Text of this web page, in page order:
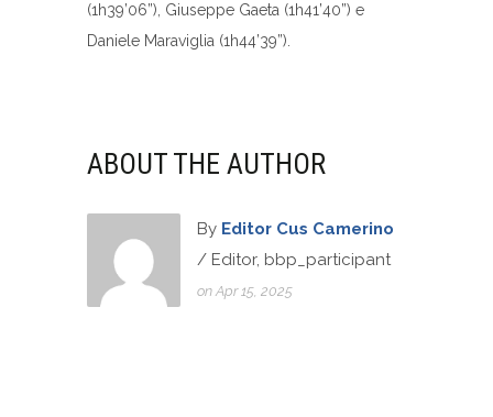
(1h39’06”), Giuseppe Gaeta (1h41’40”) e
Daniele Maraviglia (1h44’39”).
ABOUT THE AUTHOR
By Editor Cus Camerino
/ Editor, bbp_participant
on Apr 15, 2025